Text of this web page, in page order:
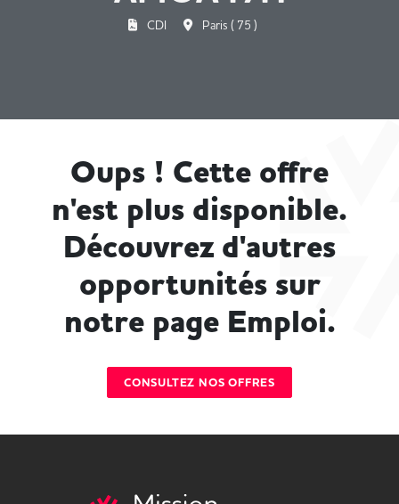
CDI Paris ( 75 )
Oups ! Cette offre
n'est plus disponible.
Découvrez d'autres
opportunités sur
notre page Emploi.
CONSULTEZ NOS OFFRES